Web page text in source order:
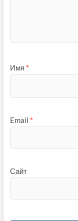
Имя *
Email *
Сайт